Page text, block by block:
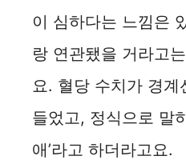
이 심하다는 느낌은
랑 연관됐을 거라고
요. 혈당 수치가 경계
들었고, 정식으로 말
애’라고 하더라고요.